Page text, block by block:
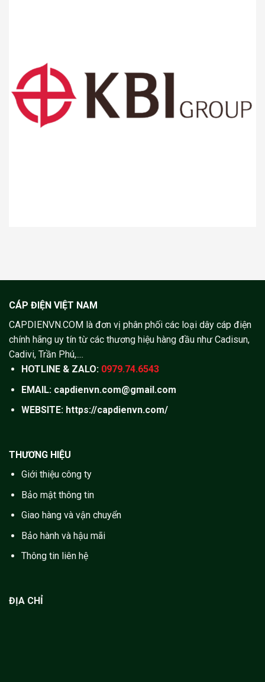
CÁP ĐIỆN VIỆT NAM
CAPDIENVN.COM là đơn vị phân phối các loại dây cáp điện
chính hãng uy tín từ các thương hiệu hàng đầu như Cadisun,
Cadivi, Trần Phú,....
HOTLINE & ZALO: 0979.74.6543
EMAIL: capdienvn.com@gmail.com
WEBSITE: https://capdienvn.com/
THƯƠNG HIỆU
Giới thiệu công ty
Bảo mật thông tin
Giao hàng và vận chuyển
Bảo hành và hậu mãi
Thông tin liên hệ
ĐỊA CHỈ